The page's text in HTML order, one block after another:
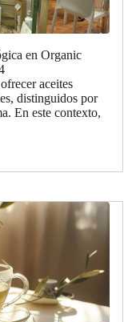
en Organic
aceites
distinguidos por
En este contexto,